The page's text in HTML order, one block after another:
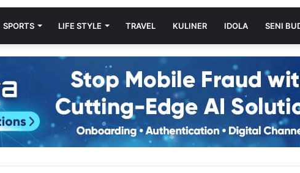
SPORTS LIFE STYLE TRAVEL KULINER IDOLA SENI